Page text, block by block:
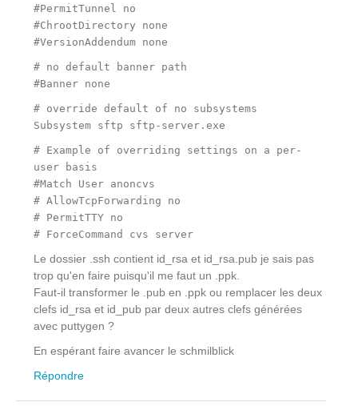
#PermitTunnel no
#ChrootDirectory none
#VersionAddendum none
# no default banner path
#Banner none
# override default of no subsystems
Subsystem sftp sftp-server.exe
# Example of overriding settings on a per-
user basis
#Match User anoncvs
# AllowTcpForwarding no
# PermitTTY no
# ForceCommand cvs server
Le dossier .ssh contient id_rsa et id_rsa.pub je sais pas
trop qu'en faire puisqu'il me faut un .ppk.
Faut-il transformer le .pub en .ppk ou remplacer les deux
clefs id_rsa et id_pub par deux autres clefs générées
avec puttygen ?
En espérant faire avancer le schmilblick
Répondre